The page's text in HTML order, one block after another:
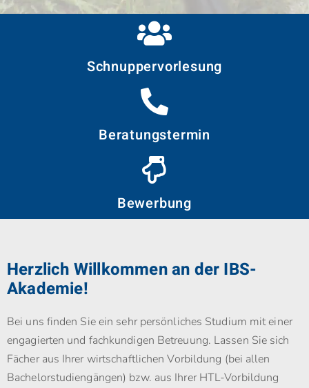
Schnupper­vorlesung
Beratungstermin
Bewerbung
Herzlich Willkommen an der IBS-
Akademie!
Bei uns finden Sie ein sehr persönliches Studium mit einer
engagierten und fachkundigen Betreuung. Lassen Sie sich
Fächer aus Ihrer wirtschaftlichen Vorbildung (bei allen
Bachelorstudiengängen) bzw. aus Ihrer HTL-Vorbildung